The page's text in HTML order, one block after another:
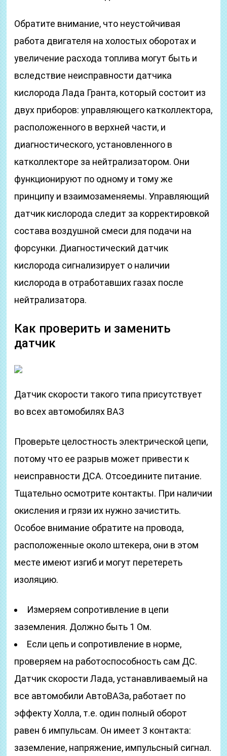
Обратите внимание, что неустойчивая
работа двигателя на холостых оборотах и
увеличение расхода топлива могут быть и
вследствие неисправности датчика
кислорода Лада Гранта, который состоит из
двух приборов: управляющего катколлектора,
расположенного в верхней части, и
диагностического, установленного в
катколлекторе за нейтрализатором. Они
функционируют по одному и тому же
принципу и взаимозаменяемы. Управляющий
датчик кислорода следит за корректировкой
состава воздушной смеси для подачи на
форсунки. Диагностический датчик
кислорода сигнализирует о наличии
кислорода в отработавших газах после
нейтрализатора.
Как проверить и заменить
датчик
Датчик скорости такого типа присутствует
во всех автомобилях ВАЗ
Проверьте целостность электрической цепи,
потому что ее разрыв может привести к
неисправности ДСА. Отсоедините питание.
Тщательно осмотрите контакты. При наличии
окисления и грязи их нужно зачистить.
Особое внимание обратите на провода,
расположенные около штекера, они в этом
месте имеют изгиб и могут перетереть
изоляцию.
Измеряем сопротивление в цепи
заземления. Должно быть 1 Ом.
Если цепь и сопротивление в норме,
проверяем на работоспособность сам ДС.
Датчик скорости Лада, устанавливаемый на
все автомобили АвтоВАЗа, работает по
эффекту Холла, т.е. один полный оборот
равен 6 импульсам. Он имеет 3 контакта:
заземление, напряжение, импульсный сигнал.